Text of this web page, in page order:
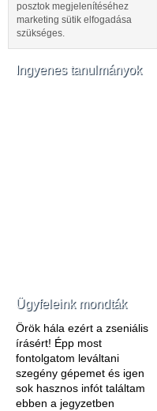
posztok megjelenítéséhez
marketing sütik elfogadása
szükséges.
Ingyenes tanulmányok
Ügyfeleink mondták
Örök hála ezért a zseniális
írásért! Épp most
fontolgatom leváltani
szegény gépemet és igen
sok hasznos infót találtam
ebben a jegyzetben